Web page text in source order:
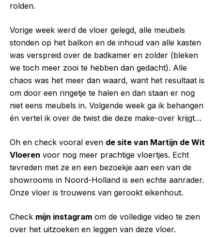
rolden.
Vorige week werd de vloer gelegd, alle meubels
stonden op het balkon en de inhoud van alle kasten
was verspreid over de badkamer en zolder (bleken
we toch meer zooi te hebben dan gedacht). Alle
chaos was het meer dan waard, want het resultaat is
om door een ringetje te halen en dan staan er nog
niet eens meubels in. Volgende week ga ik behangen
én vertel ik over de twist die deze make-over krijgt…
Oh en check vooral even de site van Martijn de Wit
Vloeren voor nog meer prachtige vloertjes. Echt
tevreden met ze en een bezoekje aan een van de
showrooms in Noord-Holland is een echte aanrader.
Onze vloer is trouwens van gerookt eikenhout.
Check mijn instagram om de volledige video te zien
over het uitzoeken en leggen van deze vloer.